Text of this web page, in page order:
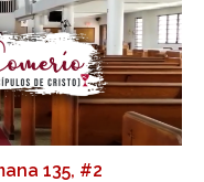
135, #2